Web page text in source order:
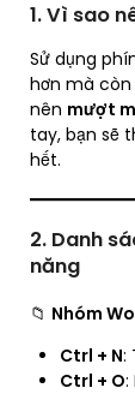
1. Vì sao
Sử dụng
hơn mà còn
nên mượt
tay, bạn sẽ
hết.
2. Danh
năng
📁 Nhóm
Ctrl + N:
Ctrl + O: